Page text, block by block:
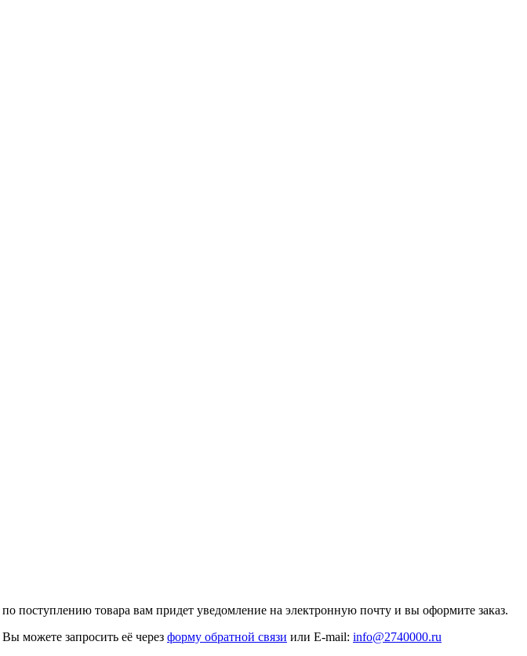
поступлению товара вам придет уведомление на электронную почту и вы оформите заказ.
можете запросить её через форму обратной связи или E-mail: info@2740000.ru